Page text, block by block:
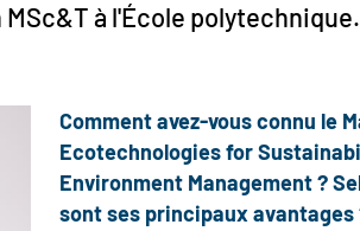
à l'École polytechnique.
Comment avez-vous connu le
Ecotechnologies for
Environment Management ?
sont ses principaux avantages